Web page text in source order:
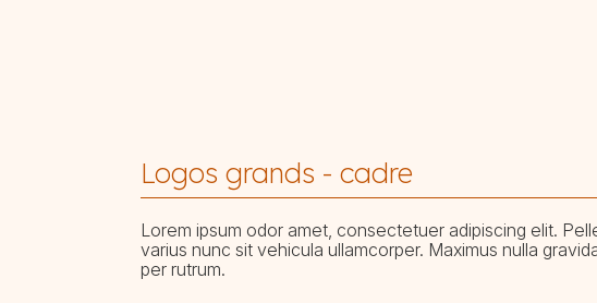
Logos grands - cadre
Lorem ipsum odor amet, consectetuer adipiscing elit.
varius nunc sit vehicula ullamcorper. Maximus nulla
per rutrum.